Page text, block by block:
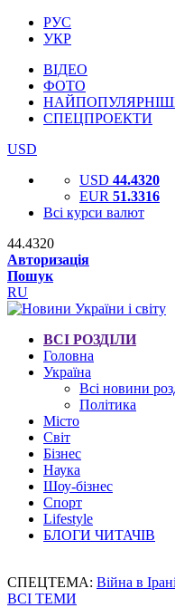
РУС
УКР
ВІДЕО
ФОТО
СПЕЦПРОЕКТИ
USD
USD 44.4320
EUR 51.3316
Всі курси валют
44.4320
Авторизація
Пошук
RU
ВСІ РОЗДІЛИ
Головна
Україна
Всі новини
Політика
Місто
Світ
Бізнес
Наука
Шоу-бізнес
Спорт
Lifestyle
БЛОГИ ЧИТАЧІВ
СПЕЦТЕМА: Війна в Ірані
ВСІ ТЕМИ